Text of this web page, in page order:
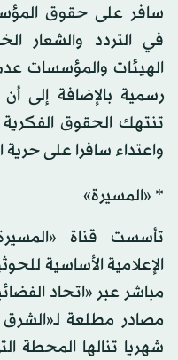
سافر على حقوق
في التردد والشعار
الهيئات والمؤسسات
رسمية بالإضافة إلى
تنتهك الحقوق الفكرية
واعتداء سافرا على حرية
* «المسيرة»
الإعلامية الأساسية
مباشر عبر «اتحاد
شهريا تنالها المحطة